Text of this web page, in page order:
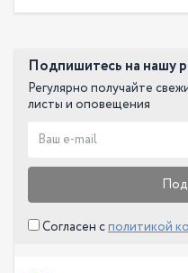
Подпишитесь на нашу
Регулярно получайте
листы и оповещения
Согласен сполитикой